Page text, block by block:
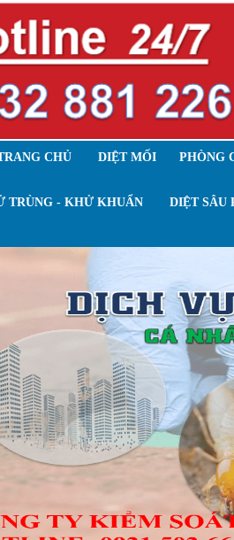
CHỦ DIỆT MỐI PHÒNG
TRÙNG - KHỬ KHUẨN DIỆT SÂU